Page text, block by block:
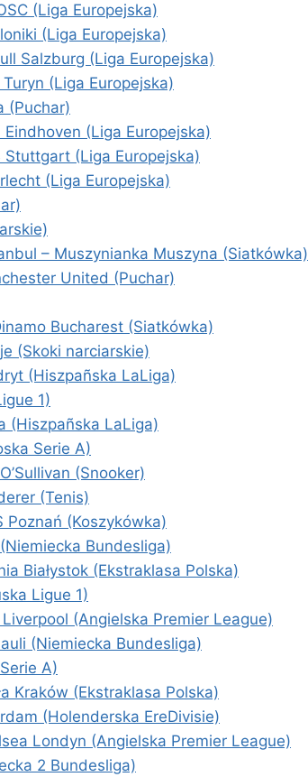
(Liga Europejska)
(Liga Europejska)
Salzburg (Liga Europejska)
(Liga Europejska)
(Puchar)
(Liga Europejska)
Stuttgart (Liga Europejska)
(Liga Europejska)
– Muszynianka Muszyna (Siatkówka)
United (Puchar)
Bucharest (Siatkówka)
(Skoki narciarskie)
(Hiszpañska LaLiga)
1)
(Hiszpañska LaLiga)
Serie A)
(Snooker)
(Tenis)
Poznań (Koszykówka)
Bundesliga)
Białystok (Ekstraklasa Polska)
Ligue 1)
(Angielska Premier League)
(Niemiecka Bundesliga)
A)
Kraków (Ekstraklasa Polska)
(Holenderska EreDivisie)
Londyn (Angielska Premier League)
2 Bundesliga)